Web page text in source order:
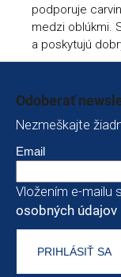
podporuje
medzi oblúkmi.
a poskytujú
Odoberať
Nezmeškajte
Email
Vložením e-mailu
osobných údajov
PRIHLÁSIŤ SA